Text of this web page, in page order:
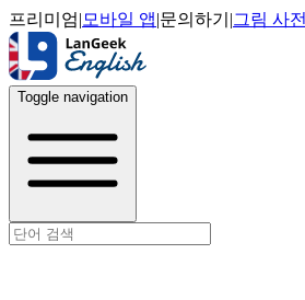
프리미엄| 모바일 앱|문의하기 |그림 사전
Toggle navigation